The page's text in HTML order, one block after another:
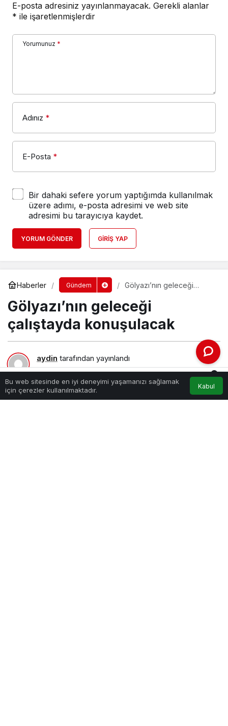
E-posta adresiniz yayınlanmayacak. Gerekli alanlar
* ile işaretlenmişlerdir
Yorumunuz *
Adınız *
E-Posta *
Bir dahaki sefere yorum yaptığımda kullanılmak
üzere adımı, e-posta adresimi ve web site
adresimi bu tarayıcıya kaydet.
YORUM GÖNDER GIRIŞ YAP
Haberler Gündem
Gölyazı’nın geleceği
Gölyazı’nın geleceği
çalıştayda konuşulacak
aydin tarafından yayınlandı
8 Haziran 2025, 16:59yayınlandı
65
Bu web sitesinde en iyi deneyimi yaşamanızı sağlamak
için çerezler kullanılmaktadır.
Kabul
Anasayfa Akış Bildirimler